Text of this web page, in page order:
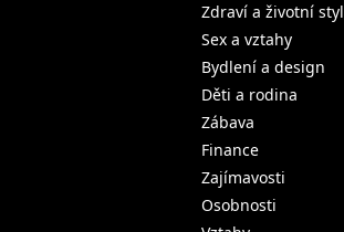
Zdraví a životní styl
Sex a vztahy
Bydlení a design
Děti a rodina
Zábava
Finance
Zajímavosti
Osobnosti